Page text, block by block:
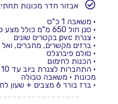
אבזור חדר מכונות תחתי:
• משאבה 1 כ"ס
• סנן חול 650 מ"מ כולל מצע סינון זכוכית שווצרית
• צנרת pvc בקטרים שונים
• ברזים מקשרים, מחברים, ואל
• סולם פיברגלס
• הכנות לחימום
• התחברות לצנרת ביוב עד 10 מ'
מכונות • משאבה טבולה
• ברז בורר 6 מצבים + שעון לחץ